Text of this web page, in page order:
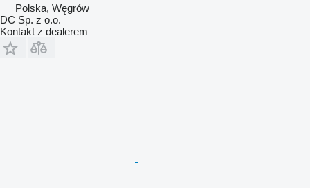
Polska, Węgrów
DC Sp. z o.o.
Kontakt z dealerem